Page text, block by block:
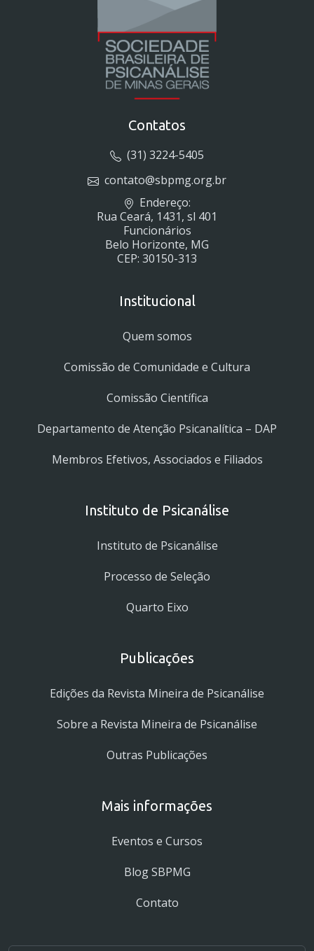
Contatos
(31) 3224-5405
contato@sbpmg.org.br
Endereço:
Rua Ceará, 1431, sl 401
Funcionários
Belo Horizonte, MG
CEP: 30150-313
Institucional
Quem somos
Comissão de Comunidade e Cultura
Comissão Científica
Departamento de Atenção Psicanalítica – DAP
Membros Efetivos, Associados e Filiados
Instituto de Psicanálise
Instituto de Psicanálise
Processo de Seleção
Quarto Eixo
Publicações
Edições da Revista Mineira de Psicanálise
Sobre a Revista Mineira de Psicanálise
Outras Publicações
Mais informações
Eventos e Cursos
Blog SBPMG
Contato